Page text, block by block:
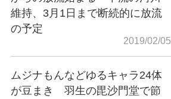
維持、3月1日まで断続的に放流
の予定
2019/02/05
ムジナもんなどゆるキャラ24体
が豆まき 羽生の毘沙門堂で節